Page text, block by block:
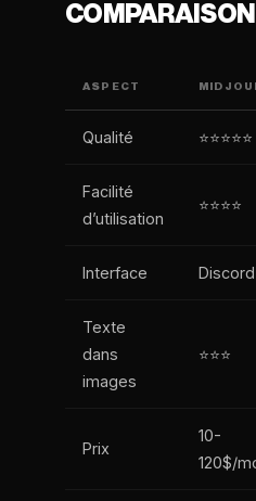
ASPECT
Qualité ⭐⭐⭐⭐⭐
Facilité
d’utilisation
⭐⭐⭐⭐
Interface Discord
Texte
dans
images
⭐⭐⭐
Prix
10-
120$/